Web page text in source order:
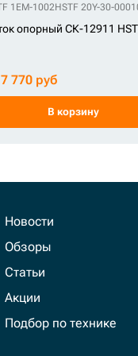
14X-30-00091HSTF 14X-30-
2-1383TK 247-0565TK 345-
1EM-1002HSTF 20Y-30-
опорный СК-12911
770 руб
В корзину
Новости
Обзоры
Статьи
Акции
Подбор по технике